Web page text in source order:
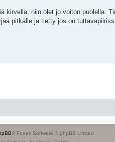
kirvellä, niin olet jo voiton puolella.
pitkälle ja tietty jos on
® Forum Software © phpBB Limited